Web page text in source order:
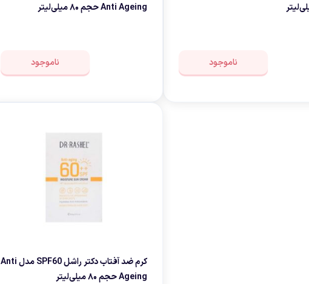
ناموجود
Anti Ageing حجم ۸۰ میلی‌لیتر
ناموجود
کرم ضد آفتاب دکتر راشل SPF60 مدل Anti
Ageing حجم ۸۰ میلی‌لیتر